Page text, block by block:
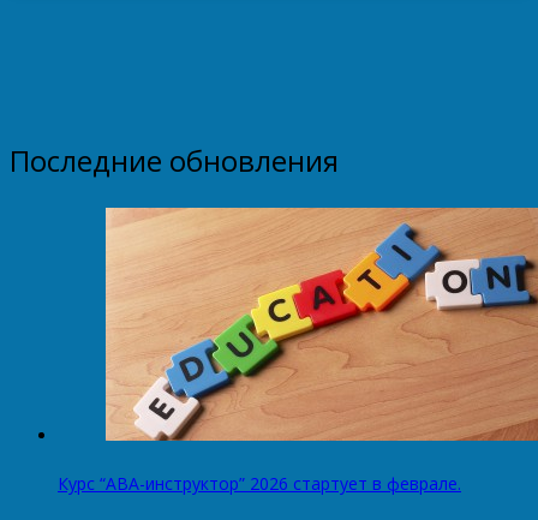
Последние обновления
Курс “АВА-инструктор” 2026 стартует в феврале.